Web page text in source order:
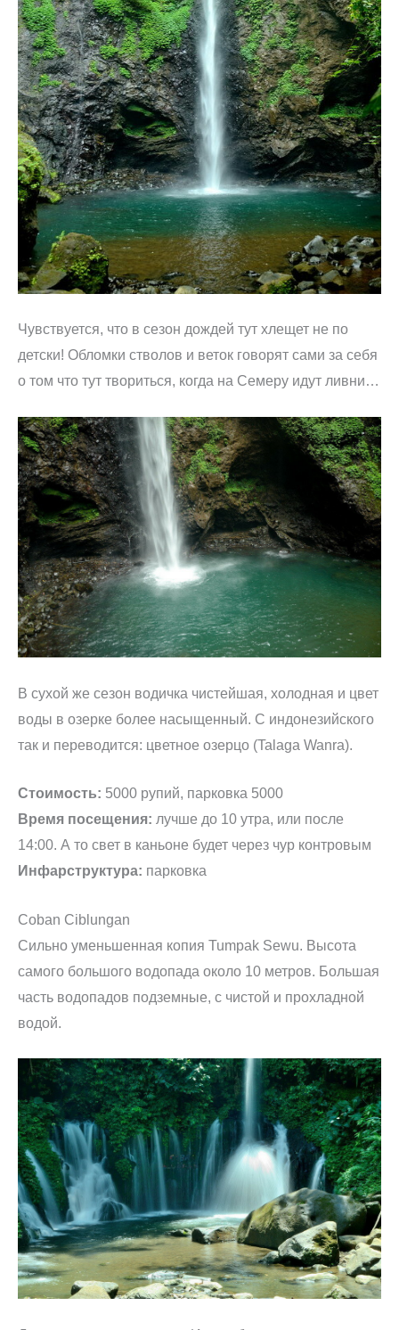
Чувствуется, что в сезон дождей тут хлещет не по
детски! Обломки стволов и веток говорят сами за себя
о том что тут твориться, когда на Семеру идут ливни…
В сухой же сезон водичка чистейшая, холодная и цвет
воды в озерке более насыщенный. С индонезийского
так и переводится: цветное озерцо (Talaga Wanra).
Стоимость: 5000 рупий, парковка 5000
Время посещения: лучше до 10 утра, или после
14:00. А то свет в каньоне будет через чур контровым
Инфарструктура: парковка
Coban Ciblungan
Сильно уменьшенная копия Tumpak Sewu. Высота
самого большого водопада около 10 метров. Большая
часть водопадов подземные, с чистой и прохладной
водой.